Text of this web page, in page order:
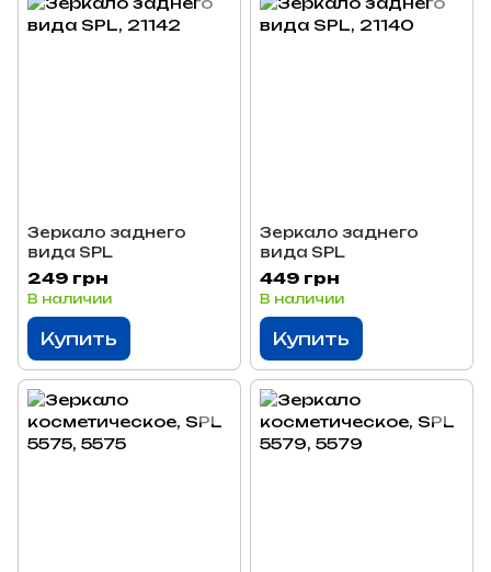
Зеркало заднего
вида SPL
249 грн
В наличии
Купить
Зеркало заднего
вида SPL
449 грн
В наличии
Купить